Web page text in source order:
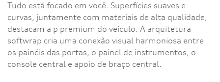
Tudo está focado em você. Superfícies suaves e
curvas, juntamente com materiais de alta qualidade,
destacam a p premium do veículo. A arquitetura
softwrap cria uma conexão visual harmoniosa entre
os painéis das portas, o painel de instrumentos, o
console central e apoio de braço central.